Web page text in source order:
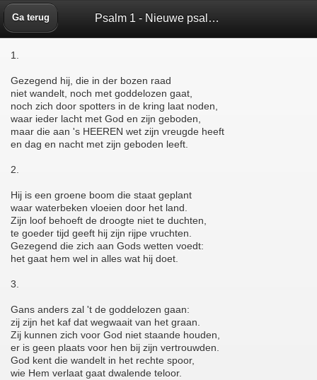
Ga terug Psalm 1 - Nieuwe psalmberijming 1973 - Bijbelbox
1.
Gezegend hij, die in der bozen raad
niet wandelt, noch met goddelozen gaat,
noch zich door spotters in de kring laat noden,
waar ieder lacht met God en zijn geboden,
maar die aan 's HEEREN wet zijn vreugde heeft
en dag en nacht met zijn geboden leeft.
2.
Hij is een groene boom die staat geplant
waar waterbeken vloeien door het land.
Zijn loof behoeft de droogte niet te duchten,
te goeder tijd geeft hij zijn rijpe vruchten.
Gezegend die zich aan Gods wetten voedt:
het gaat hem wel in alles wat hij doet.
3.
Gans anders zal 't de goddelozen gaan:
zij zijn het kaf dat wegwaait van het graan.
Zij kunnen zich voor God niet staande houden,
er is geen plaats voor hen bij zijn vertrouwden.
God kent die wandelt in het rechte spoor,
wie Hem verlaat gaat dwalende teloor.